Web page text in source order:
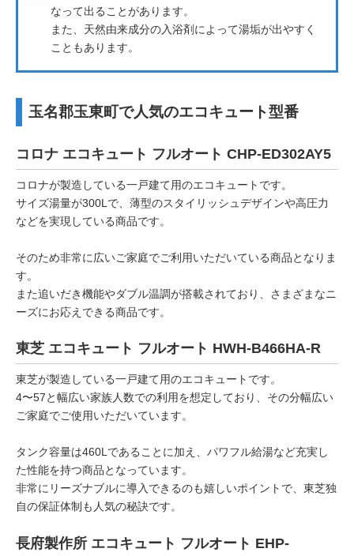
なって出ることがあります。
また、天然由来成分の入浴剤によって湯垢が出やすく
こともあります。
玉名郡玉東町で人気のエコキュート型番
コロナ エコキュート フルオート CHP-ED302AY5
コロナが製造している一戸建て用のエコキュートです。
サイズ湯量が300Lで、薄型のスタイリッシュデザインや高圧力
などを実現している商品です。
そのため非常に広いご家庭でご利用いただいている商品となりま
す。
また追いだき機能やダブル温調が搭載されており、さまざまなニ
ーズにお応えできる商品です。
東芝 エコキュート フルオート HWH-B466HA-R
東芝が製造している一戸建て用のエコキュートです。
4〜57と幅広い家族人数での利用を想定しており、その分幅広い
ご家庭でご使用いただいています。
タンク容量は460Lであることに加え、パワフル給湯など充実し
た性能を持つ商品となっています。
非常にリーズナブルに導入できるのも嬉しいポイントで、東芝独
自の保証体制も人気の秘訣です。
長府製作所 エコキュート フルオート EHP-